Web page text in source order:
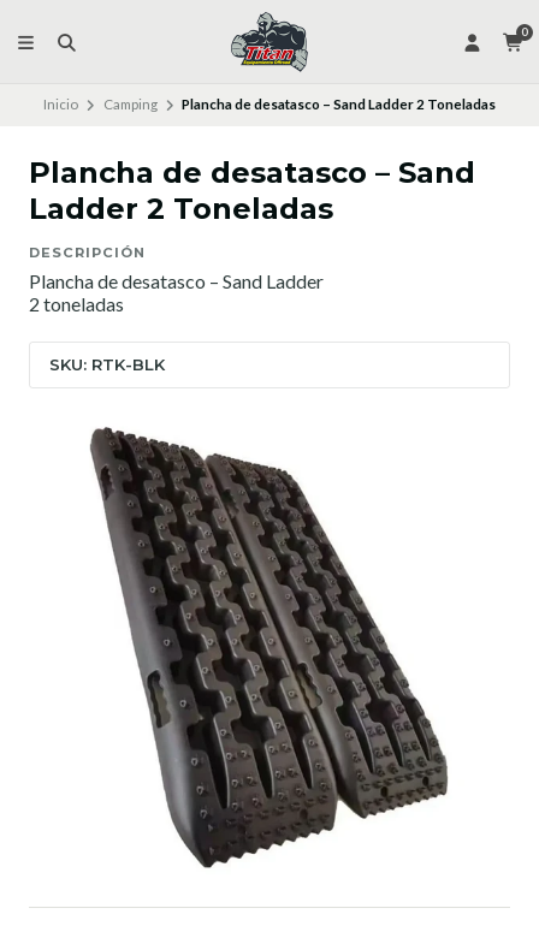
0
Inicio Camping Plancha de desatasco – Sand Ladder 2 Toneladas
Plancha de desatasco – Sand
Ladder 2 Toneladas
DESCRIPCIÓN
Plancha de desatasco – Sand Ladder
2 toneladas
SKU: RTK-BLK